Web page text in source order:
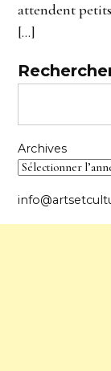
attendent
[…]
Archives